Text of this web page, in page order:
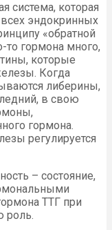
система, которая
эндокринных
«обратной
то гормона много,
которые
Когда
либерины,
в свою
гормона.
регулируется
– состояние,
ТТГ при
роль.